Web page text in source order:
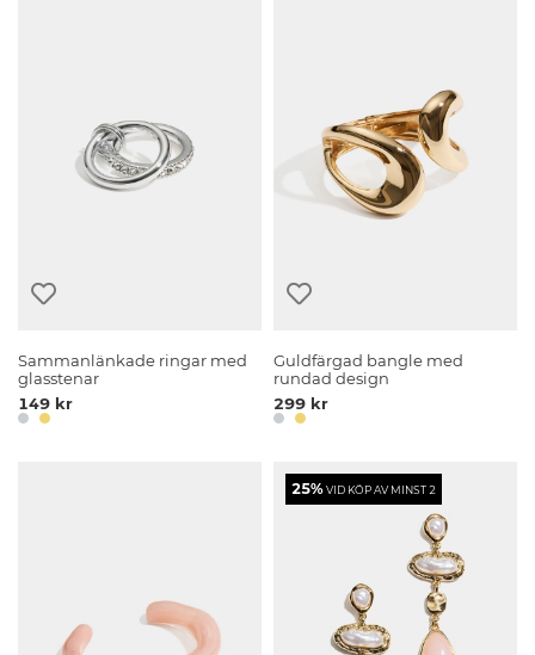
Sammanlänkade ringar med
glasstenar
149 kr
Guldfärgad bangle med
rundad design
299 kr
25%VID KÖP AV MINST 2